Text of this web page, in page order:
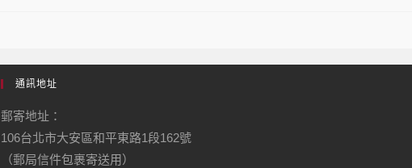
通訊地址
郵寄地址：
106台北市大安區和平東路1段162號
（郵局信件包裹寄送用）